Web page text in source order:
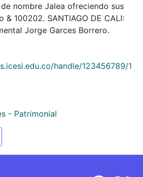
nombre Jalea ofreciendo sus
100202. SANTIAGO DE CALI:
Jorge Garces Borrero.
handle/123456789/1
- Patrimonial